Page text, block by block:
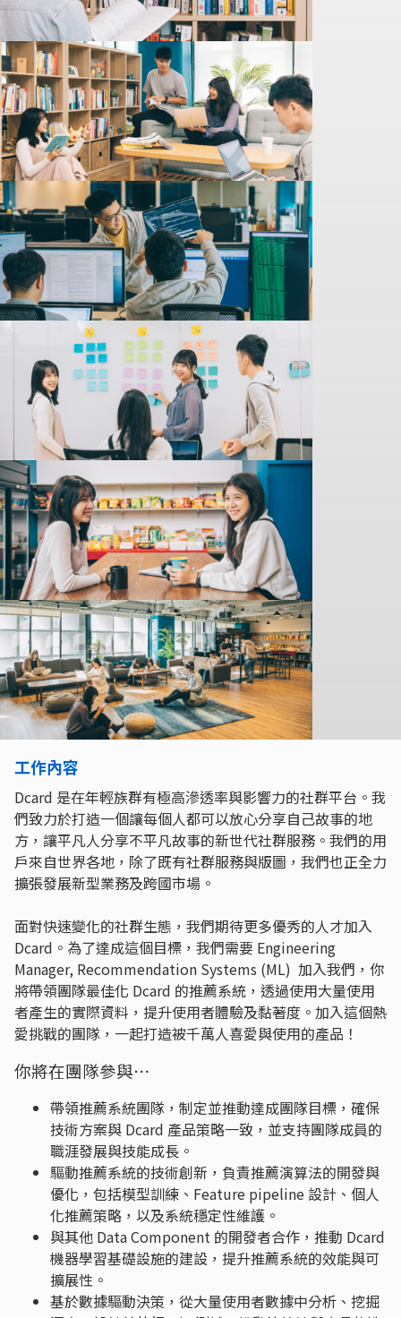
工作內容
Dcard 是在年輕族群有極高滲透率與影響力的社群平台。我
們致力於打造一個讓每個人都可以放心分享自己故事的地
方，讓平凡人分享不平凡故事的新世代社群服務。我們的用
戶來自世界各地，除了既有社群服務與版圖，我們也正全力
擴張發展新型業務及跨國市場。
面對快速變化的社群生態，我們期待更多優秀的人才加入
Dcard。為了達成這個目標，我們需要 Engineering
Manager, Recommendation Systems (ML) 加入我們，你
將帶領團隊最佳化 Dcard 的推薦系統，透過使用⼤量使用
者產生的實際資料，提升使用者體驗及黏著度。加入這個熱
愛挑戰的團隊，一起打造被千萬人喜愛與使用的產品！
你將在團隊參與⋯
帶領推薦系統團隊，制定並推動達成團隊目標，確保
技術方案與 Dcard 產品策略一致，並支持團隊成員的
職涯發展與技能成長。
驅動推薦系統的技術創新，負責推薦演算法的開發與
優化，包括模型訓練、Feature pipeline 設計、個人
化推薦策略，以及系統穩定性維護。
與其他 Data Component 的開發者合作，推動 Dcard
機器學習基礎設施的建設，提升推薦系統的效能與可
擴展性。
基於數據驅動決策，從大量使用者數據中分析、挖掘